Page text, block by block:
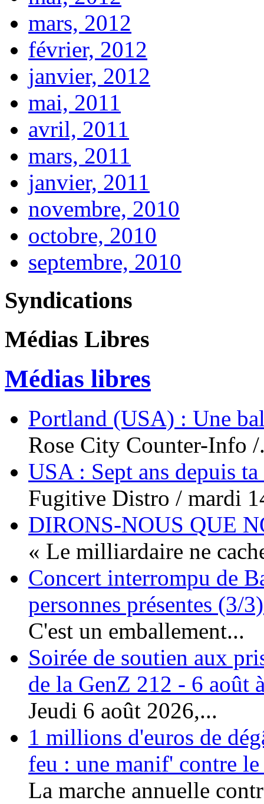
mars, 2012
février, 2012
janvier, 2012
mai, 2011
avril, 2011
mars, 2011
janvier, 2011
novembre, 2010
octobre, 2010
septembre, 2010
Syndications
Médias Libres
Médias libres
Portland (USA) : Une
Rose City Counter-Info /
USA : Sept ans depuis
Fugitive Distro / mardi
DIRONS-NOUS QUE
« Le milliardaire ne
Concert interrompu de
personnes présentes (3/
C'est un emballement...
Soirée de soutien aux
de la GenZ 212 - 6 août
Jeudi 6 août 2026,...
1 millions d'euros de
feu : une manif' contre
La marche annuelle